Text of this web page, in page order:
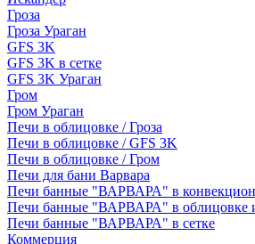
Гроза
Гроза Ураган
GFS 3K
GFS 3K в сетке
GFS 3K Ураган
Гром
Гром Ураган
Печи в облицовке / Гроза
Печи в облицовке / GFS 3K
Печи в облицовке / Гром
Печи для бани Варвара
Печи банные "ВАРВАРА" в
Печи банные "ВАРВАРА" в облицовке
Печи банные "ВАРВАРА" в сетке
Коммерция